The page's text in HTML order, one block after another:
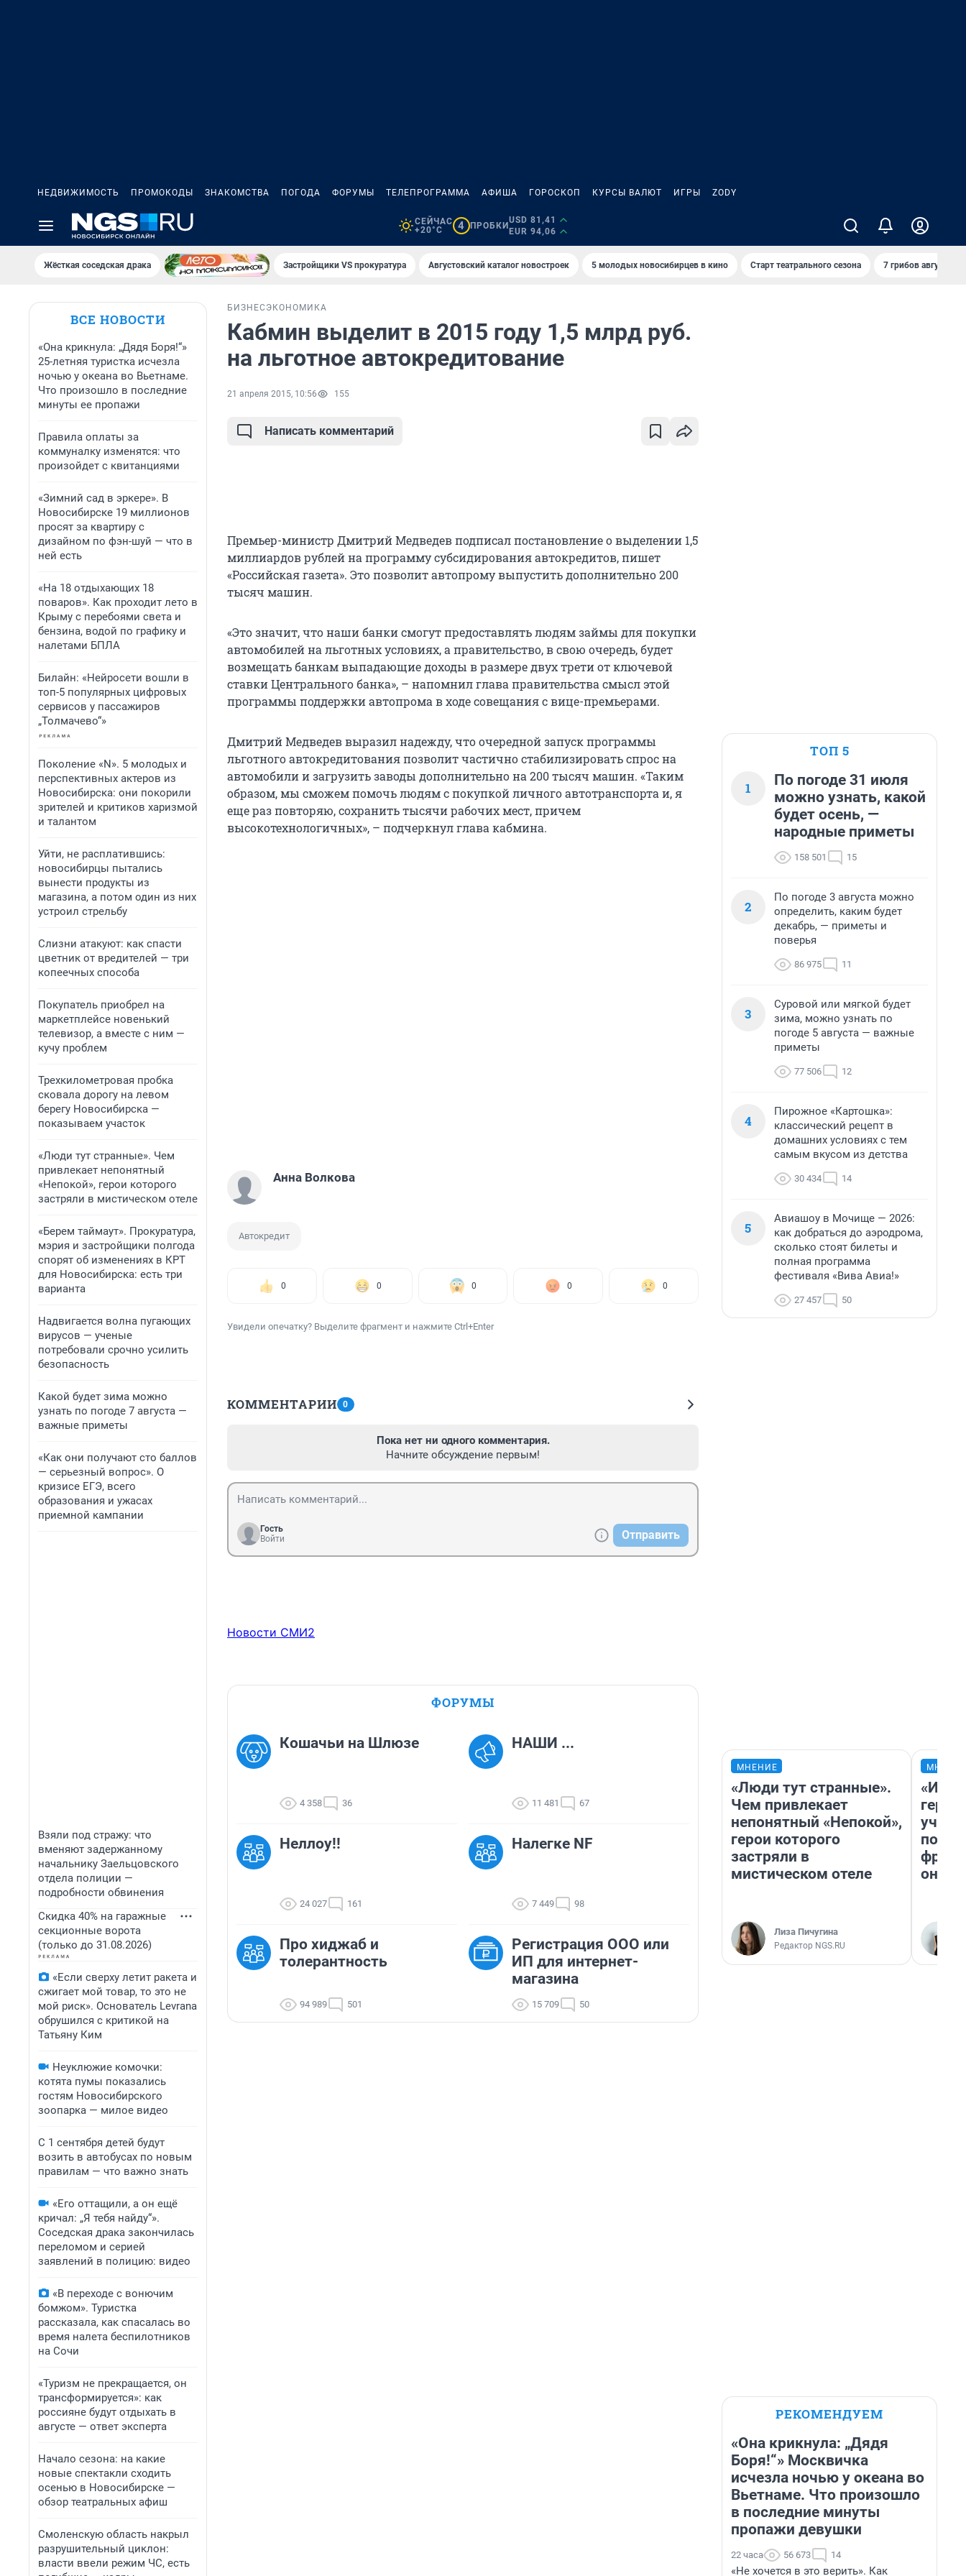
НЕДВИЖИМОСТЬ ПРОМОКОДЫ ЗНАКОМСТВА ПОГОДА ФОРУМЫ ТЕЛЕПРОГРАММА АФИША ГОРОСКОП КУРСЫ ВАЛЮТ ИГРЫ ZODY
СЕЙЧАС
+20°C
4 ПРОБКИ
USD 81,41
EUR 94,06
Жёсткая соседская драка Застройщики VS прокуратура Августовский каталог новостроек 5 молодых новосибирцев в кино Старт театрального сезона 7 грибов августа
ВСЕ НОВОСТИ
«Она крикнула: „Дядя Боря!“»
25-летняя туристка исчезла
ночью у океана во Вьетнаме.
Что произошло в последние
минуты ее пропажи
Правила оплаты за
коммуналку изменятся: что
произойдет с квитанциями
«Зимний сад в эркере». В
Новосибирске 19 миллионов
просят за квартиру с
дизайном по фэн-шуй — что в
ней есть
«На 18 отдыхающих 18
поваров». Как проходит лето в
Крыму с перебоями света и
бензина, водой по графику и
налетами БПЛА
Билайн: «Нейросети вошли в
топ-5 популярных цифровых
сервисов у пассажиров
„Толмачево“»
Поколение «N». 5 молодых и
перспективных актеров из
Новосибирска: они покорили
зрителей и критиков харизмой
и талантом
Уйти, не расплатившись:
новосибирцы пытались
вынести продукты из
магазина, а потом один из них
устроил стрельбу
Слизни атакуют: как спасти
цветник от вредителей — три
копеечных способа
Покупатель приобрел на
маркетплейсе новенький
телевизор, а вместе с ним —
кучу проблем
Трехкилометровая пробка
сковала дорогу на левом
берегу Новосибирска —
показываем участок
«Люди тут странные». Чем
привлекает непонятный
«Непокой», герои которого
застряли в мистическом отеле
«Берем таймаут». Прокуратура,
мэрия и застройщики полгода
спорят об изменениях в КРТ
для Новосибирска: есть три
варианта
Надвигается волна пугающих
вирусов — ученые
потребовали срочно усилить
безопасность
Какой будет зима можно
узнать по погоде 7 августа —
важные приметы
«Как они получают сто баллов
— серьезный вопрос». О
кризисе ЕГЭ, всего
образования и ужасах
приемной кампании
Взяли под стражу: что
вменяют задержанному
начальнику Заельцовского
отдела полиции —
подробности обвинения
Скидка 40% на гаражные
секционные ворота
(только до 31.08.2026)
«Если сверху летит ракета и
сжигает мой товар, то это не
мой риск». Основатель Levrana
обрушился с критикой на
Татьяну Ким
Неуклюжие комочки:
котята пумы показались
гостям Новосибирского
зоопарка — милое видео
С 1 сентября детей будут
возить в автобусах по новым
правилам — что важно знать
«Его оттащили, а он ещё
кричал: „Я тебя найду“».
Соседская драка закончилась
переломом и серией
заявлений в полицию: видео
«В переходе с вонючим
бомжом». Туристка
рассказала, как спасалась во
время налета беспилотников
на Сочи
«Туризм не прекращается, он
трансформируется»: как
россияне будут отдыхать в
августе — ответ эксперта
Начало сезона: на какие
новые спектакли сходить
осенью в Новосибирске —
обзор театральных афиш
Смоленскую область накрыл
разрушительный циклон:
власти ввели режим ЧС, есть
БИЗНЕС ЭКОНОМИКА
Кабмин выделит в 2015 году 1,5 млрд руб.
на льготное автокредитование
21 апреля 2015, 10:56 155
Написать комментарий
Премьер-министр Дмитрий Медведев подписал постановление о выделении 1,5
миллиардов рублей на программу субсидирования автокредитов, пишет
«Российская газета». Это позволит автопрому выпустить дополнительно 200
тысяч машин.
«Это значит, что наши банки смогут предоставлять людям займы для покупки
автомобилей на льготных условиях, а правительство, в свою очередь, будет
возмещать банкам выпадающие доходы в размере двух трети от ключевой
ставки Центрального банка», – напомнил глава правительства смысл этой
программы поддержки автопрома в ходе совещания с вице-премьерами.
Дмитрий Медведев выразил надежду, что очередной запуск программы
льготного автокредитования позволит частично стабилизировать спрос на
автомобили и загрузить заводы дополнительно на 200 тысяч машин. «Таким
образом, мы сможем помочь людям с покупкой личного автотранспорта и, я
еще раз повторяю, сохранить тысячи рабочих мест, причем
высокотехнологичных», – подчеркнул глава кабмина.
Анна Волкова
Автокредит
0 0 0 0 0
Увидели опечатку? Выделите фрагмент и нажмите Ctrl+Enter
КОММЕНТАРИИ 0
Пока нет ни одного комментария.
Начните обсуждение первым!
Гость
Войти
Отправить
Новости СМИ2
ФОРУМЫ
Кошачьи на Шлюзе
4 358 36
НАШИ ...
11 481 67
Неллоу!!
24 027 161
Налегке NF
7 449 98
Про хиджаб и
толерантность
94 989 501
Регистрация ООО или
ИП для интернет-
магазина
15 709 50
ТОП 5
1
По погоде 31 июля
можно узнать, какой
будет осень, —
народные приметы
158 501 15
2
По погоде 3 августа можно
определить, каким будет
декабрь, — приметы и
поверья
86 975 11
3
Суровой или мягкой будет
зима, можно узнать по
погоде 5 августа — важные
приметы
77 506 12
4
Пирожное «Картошка»:
классический рецепт в
домашних условиях с тем
самым вкусом из детства
30 434 14
5
Авиашоу в Мочище — 2026:
как добраться до аэродрома,
сколько стоят билеты и
полная программа
фестиваля «Вива Авиа!»
27 457 50
МНЕНИЕ
«Люди тут странные».
Чем привлекает
непонятный «Непокой»,
герои которого
застряли в
мистическом отеле
Лиза Пичугина
Редактор NGS.RU
учит
она
РЕКОМЕНДУЕМ
«Она крикнула: „Дядя
Боря!“» Москвичка
исчезла ночью у океана во
Вьетнаме. Что произошло
в последние минуты
пропажи девушки
22 часа 56 673 14
«Не хочется в это верить». Как